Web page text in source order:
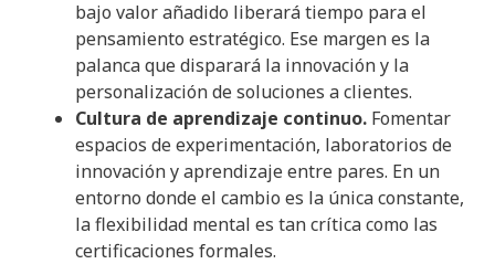
bajo valor añadido liberará tiempo para el
pensamiento estratégico. Ese margen es la
palanca que disparará la innovación y la
personalización de soluciones a clientes.
Cultura de aprendizaje continuo. Fomentar
espacios de experimentación, laboratorios de
innovación y aprendizaje entre pares. En un
entorno donde el cambio es la única constante,
la flexibilidad mental es tan crítica como las
certificaciones formales.